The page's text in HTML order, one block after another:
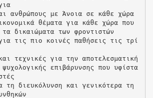
ανθρώπους με Άνοια σε κάθε χώρα
θέματα για κάθε χώρα που
δικαιώματα των φροντιστών
τις πιο κοινές παθήσεις τις τρί
τεχνικές για την αποτελεσματική
επιβάρυνσης που υφίστα
τη διευκόλυνση και γενικότερα τη